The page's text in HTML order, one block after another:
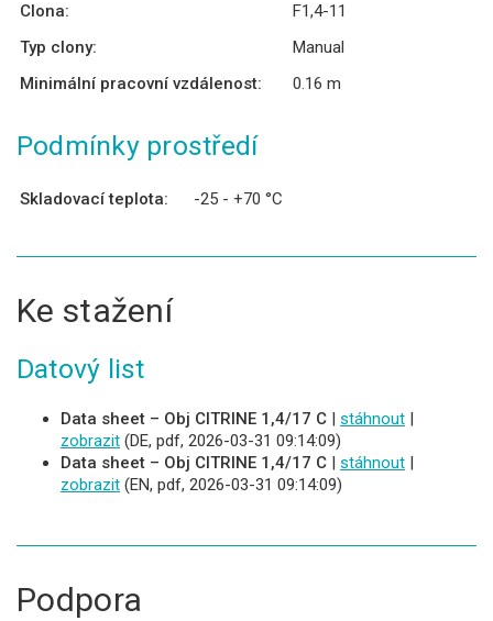
Clona:
F1,4-11
Typ clony:
Manual
Minimální pracovní vzdálenost:
0.16 m
Podmínky prostředí
Skladovací teplota: -25 - +70 °C
Ke stažení
Datový list
Data sheet – Obj CITRINE 1,4/17 C | stáhnout |
zobrazit (DE, pdf, 2026-03-31 09:14:09)
Data sheet – Obj CITRINE 1,4/17 C | stáhnout |
zobrazit (EN, pdf, 2026-03-31 09:14:09)
Podpora